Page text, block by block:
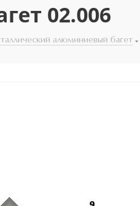
02.006
алюминиевый багет